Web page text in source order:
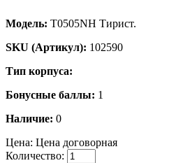
Модель: T0505NH Тирист.
SKU (Артикул): 102590
Тип корпуса:
Бонусные баллы: 1
Наличие: 0
Цена: Цена договорная
Количество: